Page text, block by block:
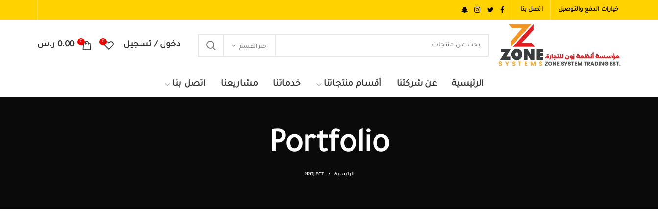
خيارات الدفع والتوصيل اتصل بنا
اختر القسم دخول / تسجيل 0
0
0.00 ر.س
الرئيسية عن شركتنا أقسام منتجاتنا خدماتنا مشاريعنا اتصل بنا
Portfolio
الرئيسية PROJECT